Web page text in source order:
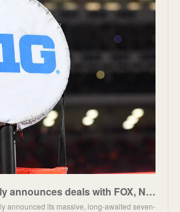
Big Ten officially announces deals with FOX, NBC, CBS
announced its massive, long-awaited seven-